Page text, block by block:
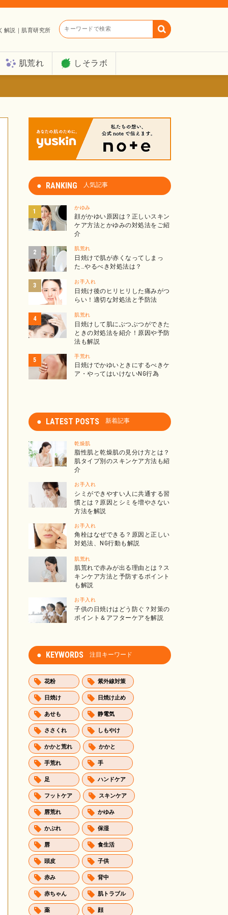
解説｜肌育研究所 キーワードで検索
肌荒れ しそラボ
RANKING 人気記事
かゆみ
顔がかゆい原因は？正しいスキン
ケア方法とかゆみの対処法をご紹
介
肌荒れ
日焼けで肌が赤くなってしまっ
た…やるべき対処法は？
お手入れ
日焼け後のヒリヒリした痛みがつ
らい！適切な対処法と予防法
肌荒れ
日焼けして肌にぶつぶつができた
ときの対処法を紹介！原因や予防
法も解説
手荒れ
日焼けでかゆいときにするべきケ
ア・やってはいけないNG行為
LATEST POSTS 新着記事
乾燥肌
脂性肌と乾燥肌の見分け方とは？
肌タイプ別のスキンケア方法も紹
介
お手入れ
シミができやすい人に共通する習
慣とは？原因とシミを増やさない
方法を解説
お手入れ
角栓はなぜできる？原因と正しい
対処法、NG行動も解説
肌荒れ
肌荒れで赤みが出る理由とは？ス
キンケア方法と予防するポイント
も解説
お手入れ
子供の日焼けはどう防ぐ？対策の
ポイント＆アフターケアを解説
KEYWORDS 注目キーワード
花粉 紫外線対策
日焼け 日焼け止め
あせも 静電気
ささくれ しもやけ
かかと荒れ かかと
手荒れ 手
足 ハンドケア
フットケア スキンケア
唇荒れ かゆみ
かぶれ 保湿
唇 食生活
頭皮 子供
赤み 背中
赤ちゃん 肌トラブル
薬 顔